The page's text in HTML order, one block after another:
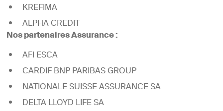
KREFIMA
ALPHA CREDIT
Nos partenaires Assurance :
AFI ESCA
CARDIF BNP PARIBAS GROUP
NATIONALE SUISSE ASSURANCE SA
DELTA LLOYD LIFE SA